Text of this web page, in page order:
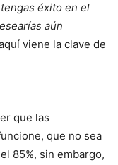
éxito en el
aún
viene la clave de
que las
que no sea
85%, sin embargo,